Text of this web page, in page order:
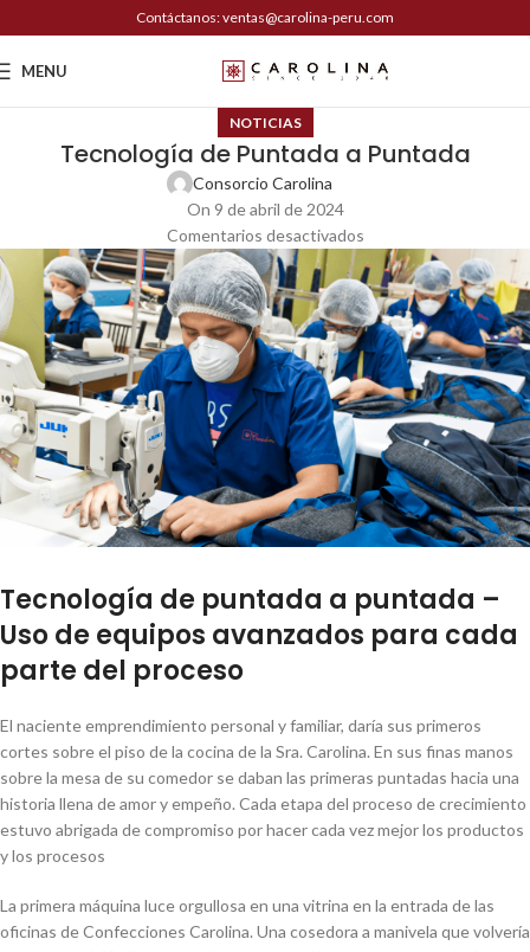
Contáctanos: ventas@carolina-peru.com
MENU
NOTICIAS
Tecnología de Puntada a Puntada
Consorcio Carolina
On 9 de abril de 2024
Comentarios desactivados
Tecnología de puntada a puntada –
Uso de equipos avanzados para cada
parte del proceso
El naciente emprendimiento personal y familiar, daría sus primeros
cortes sobre el piso de la cocina de la Sra. Carolina. En sus finas manos
sobre la mesa de su comedor se daban las primeras puntadas hacia una
historia llena de amor y empeño. Cada etapa del proceso de crecimiento
estuvo abrigada de compromiso por hacer cada vez mejor los productos
y los procesos
La primera máquina luce orgullosa en una vitrina en la entrada de las
oficinas de Confecciones Carolina. Una cosedora a manivela que volvería